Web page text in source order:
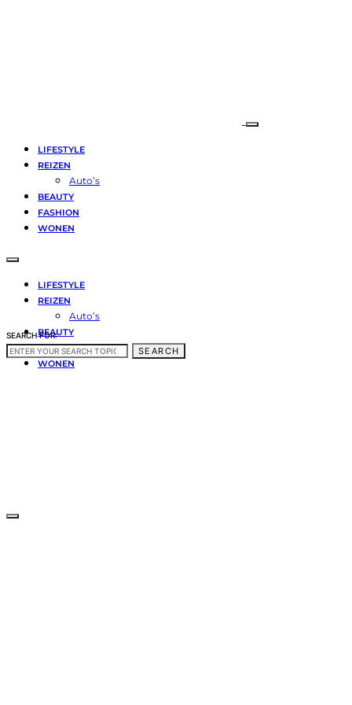
LIFESTYLE
REIZEN
Auto’s
BEAUTY
FASHION
WONEN
LIFESTYLE
REIZEN
Auto’s
BEAUTY
FASHION
WONEN
SEARCH FOR:
SEARCH